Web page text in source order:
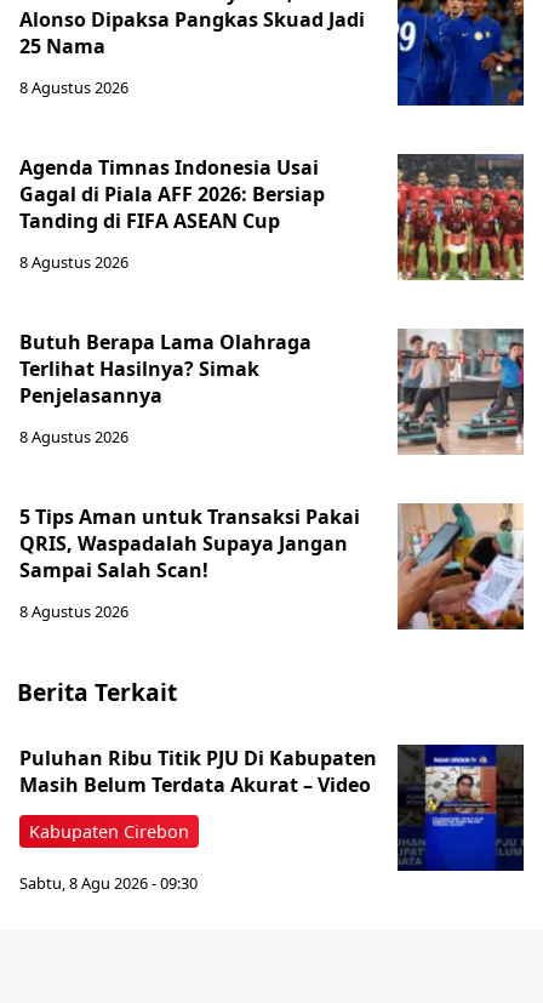
Alonso Dipaksa Pangkas Skuad Jadi
25 Nama
8 Agustus 2026
Agenda Timnas Indonesia Usai
Gagal di Piala AFF 2026: Bersiap
Tanding di FIFA ASEAN Cup
8 Agustus 2026
Butuh Berapa Lama Olahraga
Terlihat Hasilnya? Simak
Penjelasannya
8 Agustus 2026
5 Tips Aman untuk Transaksi Pakai
QRIS, Waspadalah Supaya Jangan
Sampai Salah Scan!
8 Agustus 2026
Berita Terkait
Kabupaten Cirebon
‎Puluhan Ribu Titik PJU Di Kabupaten
Masih Belum Terdata Akurat – Video
Sabtu, 8 Agu 2026 - 09:30